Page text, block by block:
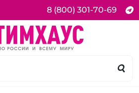
8 (800) 301-70-69